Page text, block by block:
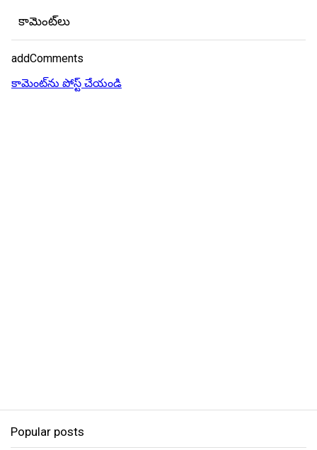
కామెంట్‌లు
addComments
కామెంట్‌ను పోస్ట్ చేయండి
Popular posts